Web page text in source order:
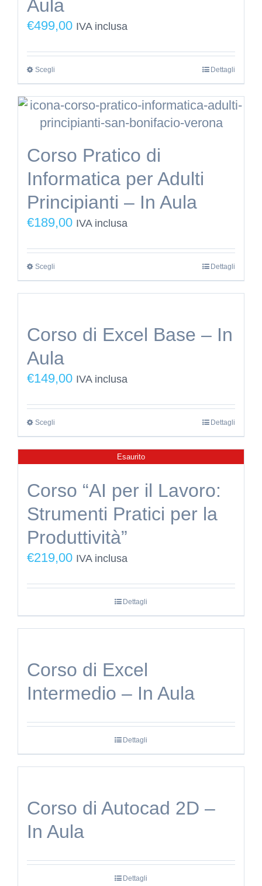
Le
opzioni
essere
nella
pagina
del
prodotto
Aula
€499,00 IVA inclusa
Scegli
ha
più
Le
opzioni
possono
essere
scelte
nella
del
Dettagli
Corso Pratico di
Informatica per Adulti
Principianti – In Aula
€189,00 IVA inclusa
Scegli
varianti.
Le
opzioni
essere
nella
pagina
prodotto
Dettagli
Corso di Excel Base – In
Aula
€149,00 IVA inclusa
Scegli
ha
varianti.
Le
opzioni
essere
scelte
pagina
Dettagli
Esaurito
Corso “AI per il Lavoro:
Strumenti Pratici per la
Produttività”
€219,00 IVA inclusa
Dettagli
Corso di Excel
Intermedio – In Aula
Dettagli
Corso di Autocad 2D –
In Aula
Dettagli